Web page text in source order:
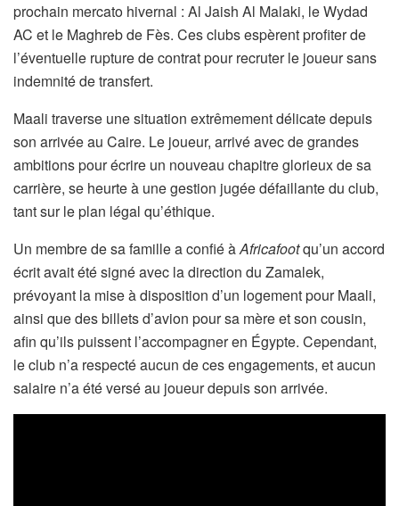
prochain mercato hivernal : Al Jaish Al Malaki, le Wydad
AC et le Maghreb de Fès. Ces clubs espèrent profiter de
l’éventuelle rupture de contrat pour recruter le joueur sans
indemnité de transfert.
Maali traverse une situation extrêmement délicate depuis
son arrivée au Caire. Le joueur, arrivé avec de grandes
ambitions pour écrire un nouveau chapitre glorieux de sa
carrière, se heurte à une gestion jugée défaillante du club,
tant sur le plan légal qu’éthique.
Un membre de sa famille a confié àAfricafootqu’un accord
écrit avait été signé avec la direction du Zamalek,
prévoyant la mise à disposition d’un logement pour Maali,
ainsi que des billets d’avion pour sa mère et son cousin,
afin qu’ils puissent l’accompagner en Égypte. Cependant,
le club n’a respecté aucun de ces engagements, et aucun
salaire n’a été versé au joueur depuis son arrivée.